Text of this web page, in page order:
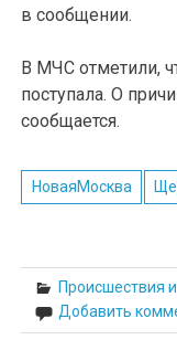
в сообщении.
В МЧС отметили,
поступала. О
сообщается.
НоваяМосква
Происшествия
Добавить